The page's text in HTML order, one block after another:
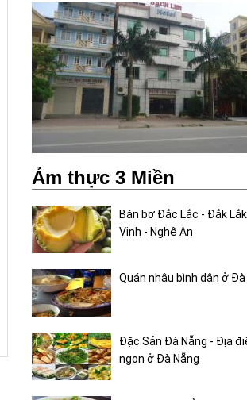
Ảm thực 3 Miền
Bán bơ Đắc Lắc - Đắk
Vinh - Nghệ An
Quán nhậu bình dân ở Đà
Đặc Sản Đà Nẵng - Địa
ngon ở Đà Nẵng